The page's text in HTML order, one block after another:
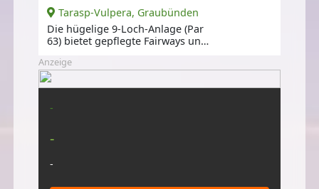
Tarasp-Vulpera, Graubünden
Die hügelige 9-Loch-Anlage (Par
63) bietet gepflegte Fairways und
Anzeige
-
-
-